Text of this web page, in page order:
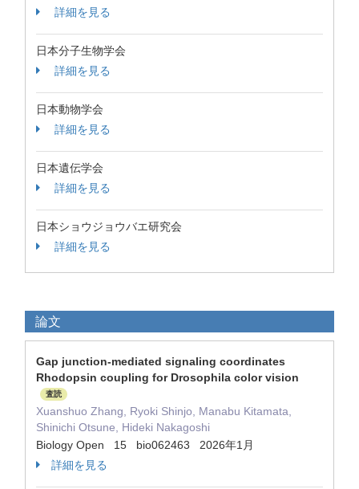
詳細を見る
日本分子生物学会
詳細を見る
日本動物学会
詳細を見る
日本遺伝学会
詳細を見る
日本ショウジョウバエ研究会
詳細を見る
論文
Gap junction-mediated signaling coordinates
Rhodopsin coupling for Drosophila color vision
査読
Xuanshuo Zhang, Ryoki Shinjo, Manabu Kitamata,
Shinichi Otsune, Hideki Nakagoshi
Biology Open 15 bio062463 2026年1月
詳細を見る